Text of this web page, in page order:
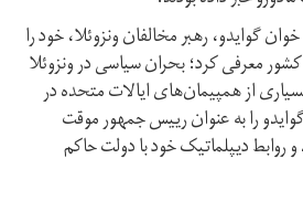
گوایدو، رهبر مخالفان ونزوئلا، خود را
معرفی کرد؛ بحران سیاسی در ونزوئلا
از همپیمان‌های ایالات متحده در
را به عنوان رییس جمهور موقت
روابط دیپلماتیک خود با دولت حاکم